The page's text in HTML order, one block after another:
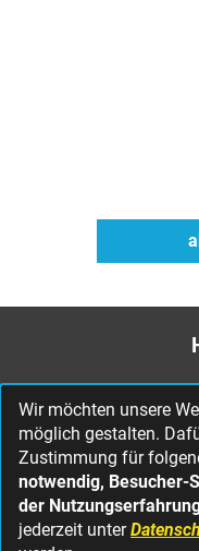
Wir möchten unsere
möglich gestalten.
Zustimmung für
notwendig, Besucher-
der
jederzeit unter